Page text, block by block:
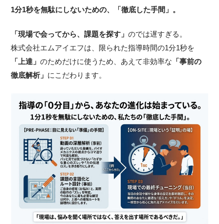
1分1秒を無駄にしないための、「徹底した手間」。
「現場で会ってから、課題を探す」のでは遅すぎる。
株式会社エムアイエフは、限られた指導時間の1分1秒を
「上達」のためだけに使うため、あえて非効率な 「事前の
徹底解析」 にこだわります。